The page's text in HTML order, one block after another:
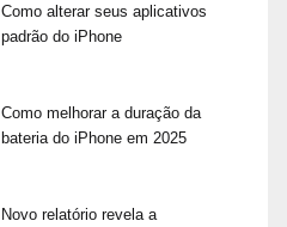
Como alterar seus aplicativos
padrão do iPhone
Como melhorar a duração da
bateria do iPhone em 2025
Novo relatório revela a